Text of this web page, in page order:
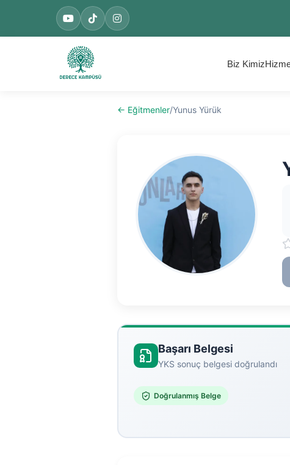
Biz Kimiz
← Eğitmenler/Yunus Yürük
Başarı Belgesi
YKS sonuç belgesi doğrulandı
Doğrulanmış Belge